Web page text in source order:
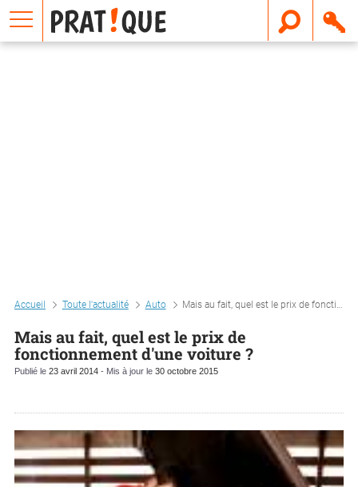
Accueil Toute l'actualité Auto Mais au fait, quel est le prix de fonctionnement d'une voiture ?
Mais au fait, quel est le prix de
fonctionnement d'une voiture ?
Publié le 23 avril 2014 - Mis à jour le 30 octobre 2015
E
m
a